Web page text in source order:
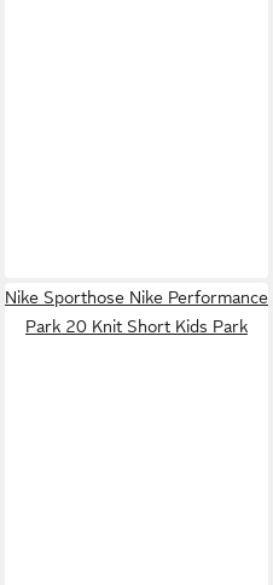
Nike Sporthose Nike Performance
Park 20 Knit Short Kids Park